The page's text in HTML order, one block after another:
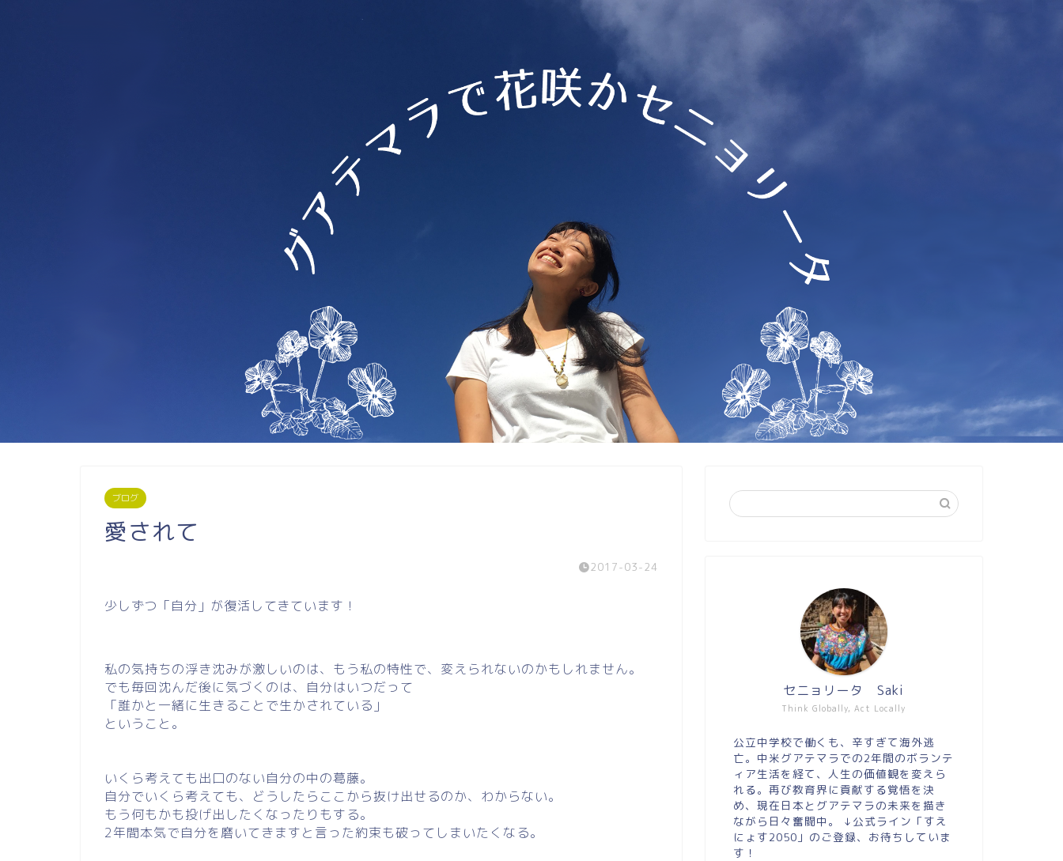
ブログ
愛されて
2017-03-24
少しずつ「自分」が復活してきています！
私の気持ちの浮き沈みが激しいのは、もう私の特性で、変えられないのかもしれません。
でも毎回沈んだ後に気づくのは、自分はいつだって
「誰かと一緒に生きることで生かされている」
ということ。
いくら考えても出口のない自分の中の葛藤。
自分でいくら考えても、どうしたらここから抜け出せるのか、わからない。
もう何もかも投げ出したくなったりもする。
2年間本気で自分を磨いてきますと言った約束も破ってしまいたくなる。
Think Globally, Act Locally
セニョリータ Saki
公立中学校で働くも、辛すぎて海外逃
亡。中米グアテマラでの2年間のボランテ
ィア生活を経て、人生の価値観を変えら
れる。再び教育界に貢献する覚悟を決
め、現在日本とグアテマラの未来を描き
ながら日々奮闘中。 ↓公式ライン「すえ
にょす2050」のご登録、お待ちしていま
す！